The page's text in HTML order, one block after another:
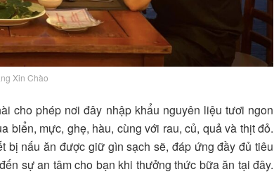
Xin Chào
cho phép nơi đây nhập khẩu nguyên liệu tươi ngon
biển, mực, ghẹ, hàu, cùng với rau, củ, quả và thịt đỏ.
bị nấu ăn được giữ gìn sạch sẽ, đáp ứng đầy đủ tiêu
sự an tâm cho bạn khi thưởng thức bữa ăn tại đây.